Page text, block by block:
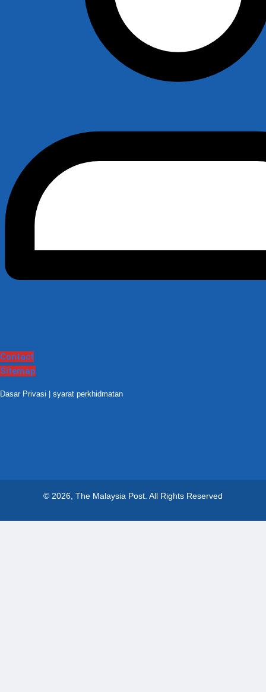
Contact
Sitemap
Dasar Privasi syarat perkhidmatan
© 2026, The Malaysia Post. All Rights Reserved